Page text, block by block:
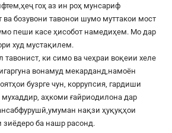
гоҳ аз ин роҳ мунсариф
бозувони тавонои шумо муттакои мост
пеши касе ҳисобот намедиҳем. Мо дар
худ мустақилем.
тавонист, ки симо ва чеҳраи воқеии хеле
вонамуд мекарданд,намоён
бузрге чун, коррупсия, гардиши
аҳкоми ғайриодилона дар
нақзи ҳуқуқҳои
ба нашр расонд.